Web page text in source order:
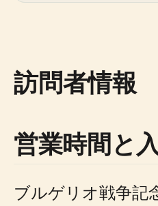
訪問者情報
営業時間と
ブルゲリオ戦争記